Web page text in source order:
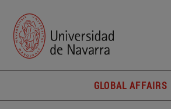
GLOBAL AFFAIRS